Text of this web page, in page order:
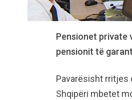
Pensionet private
pensionit të
Pavarësisht rritjes
Shqipëri mbetet